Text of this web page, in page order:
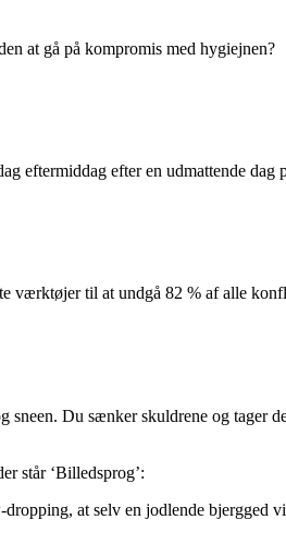
at gå på kompromis med hygiejnen?
eftermiddag efter en udmattende dag
værktøjer til at undgå 82 % af alle
sneen. Du sænker skuldrene og
står ‘Billedsprog’:
at selv en jodlende bjergged